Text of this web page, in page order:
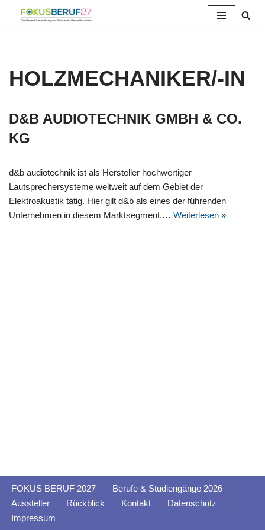
HOLZMECHANIKER/-IN
D&B AUDIOTECHNIK GMBH & CO.
KG
d&b audiotechnik ist als Hersteller hochwertiger
Lautsprechersysteme weltweit auf dem Gebiet der
Elektroakustik tätig. Hier gilt d&b als eines der führenden
Unternehmen in diesem Marktsegment.… Weiterlesen »
FOKUS BERUF 2027
Berufe & Studiengänge 2026
Aussteller
Rückblick Kontakt
Datenschutz
Impressum